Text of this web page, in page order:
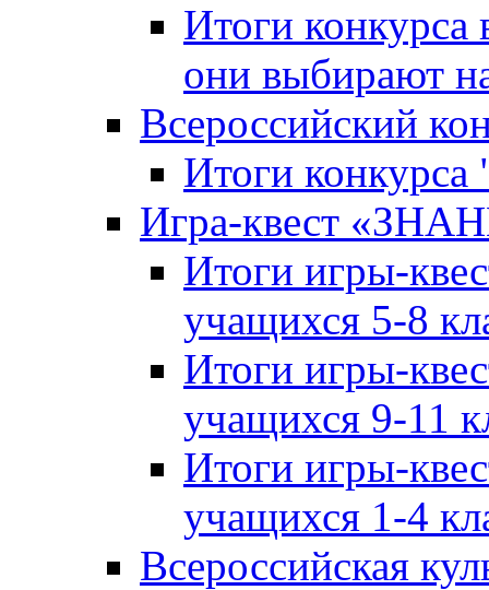
Итоги конкурса
они выбирают
Всероссийский
Итоги
Игра-квест
Итоги игры-
учащихся 5-8
Итоги игры-
учащихся 9-11
Итоги игры-
учащихся 1-4
Всероссийская